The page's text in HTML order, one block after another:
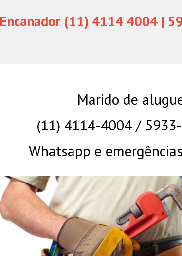
Encanador (11) 4114 4004 |
Marido de
(11) 4114-4004 /
Whatsapp e